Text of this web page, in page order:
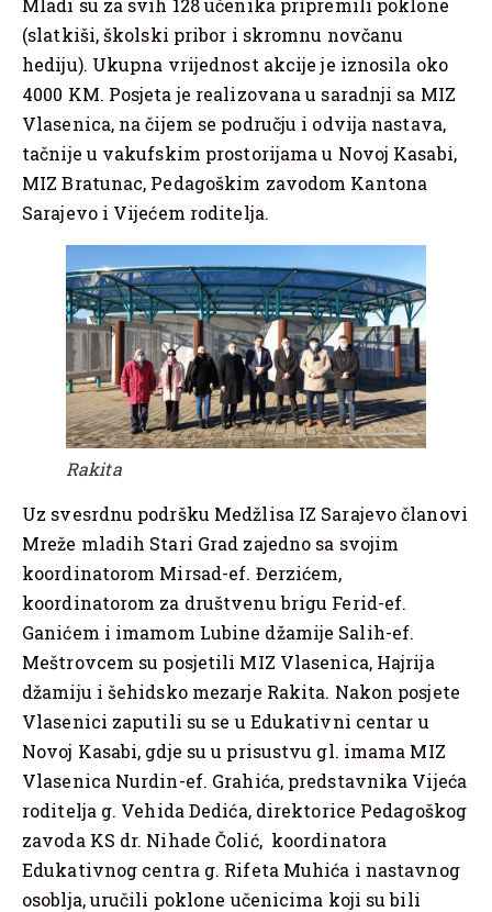
Mladi su za svih 128 učenika pripremili poklone
(slatkiši, školski pribor i skromnu novčanu
hediju). Ukupna vrijednost akcije je iznosila oko
4000 KM. Posjeta je realizovana u saradnji sa MIZ
Vlasenica, na čijem se području i odvija nastava,
tačnije u vakufskim prostorijama u Novoj Kasabi,
MIZ Bratunac, Pedagoškim zavodom Kantona
Sarajevo i Vijećem roditelja.
Rakita
Uz svesrdnu podršku Medžlisa IZ Sarajevo članovi
Mreže mladih Stari Grad zajedno sa svojim
koordinatorom Mirsad-ef. Đerzićem,
koordinatorom za društvenu brigu Ferid-ef.
Ganićem i imamom Lubine džamije Salih-ef.
Meštrovcem su posjetili MIZ Vlasenica, Hajrija
džamiju i šehidsko mezarje Rakita. Nakon posjete
Vlasenici zaputili su se u Edukativni centar u
Novoj Kasabi, gdje su u prisustvu gl. imama MIZ
Vlasenica Nurdin-ef. Grahića, predstavnika Vijeća
roditelja g. Vehida Dedića, direktorice Pedagoškog
zavoda KS dr. Nihade Čolić, koordinatora
Edukativnog centra g. Rifeta Muhića i nastavnog
osoblja, uručili poklone učenicima koji su bili